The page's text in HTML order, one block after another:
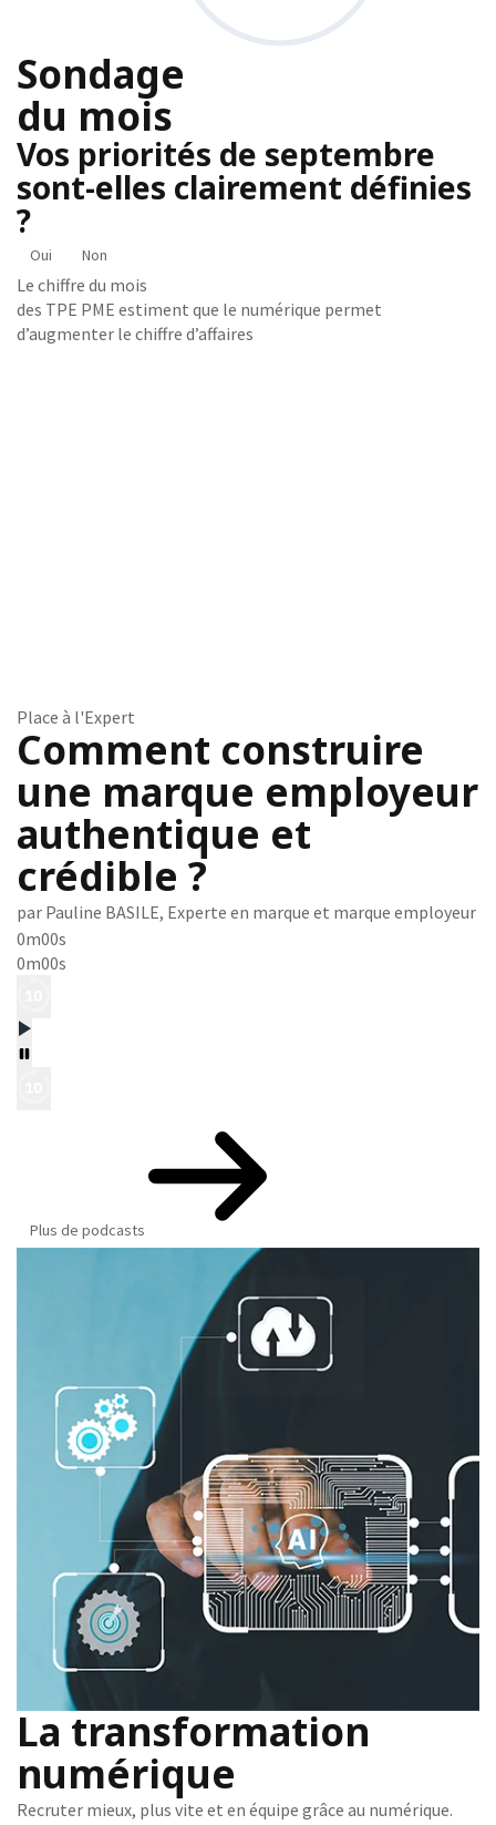
Sondage
du mois
Vos priorités de septembre
sont-elles clairement définies
?
Oui Non
Le chiffre du mois
des TPE PME estiment que le numérique permet
d’augmenter le chiffre d’affaires
Place à l'Expert
Comment construire
une marque employeur
authentique et
crédible ?
par Pauline BASILE, Experte en marque et marque employeur
0m00s
0m00s
Plus de podcasts
La transformation
numérique
Recruter mieux, plus vite et en équipe grâce au numérique.